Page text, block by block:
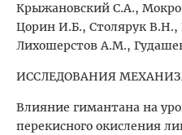
Крыжановский С.А.,
Цорин И.Б., Столярук
Лихошерстов А.М.,
ИССЛЕДОВАНИЯ
Влияние гимантана на
перекисного окисления